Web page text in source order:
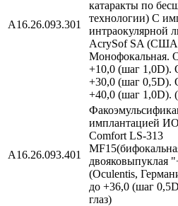
А16.26.093.301
катаракты по
технологии) C
интраокулярной
AcrySof SA
Монофокальная.
+10,0 (шаг 1,0D).
+30,0 (шаг 0,5D).
+40,0 (шаг 1,0D).
А16.26.093.401
имплантацией
Comfort LS-313
двояковыпуклая
(Oculentis,
до +36,0 (шаг
глаз)